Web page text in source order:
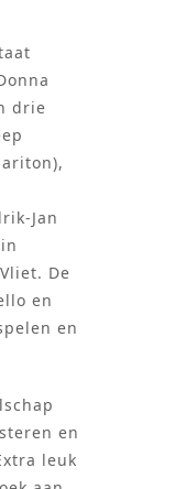
drie
Jan
De
en
en
en
leuk